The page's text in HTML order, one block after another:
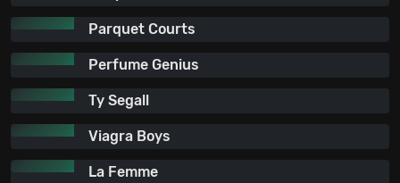
Parquet Courts
Perfume Genius
Ty Segall
Viagra Boys
La Femme